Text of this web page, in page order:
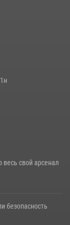
свой арсенал
безопасность